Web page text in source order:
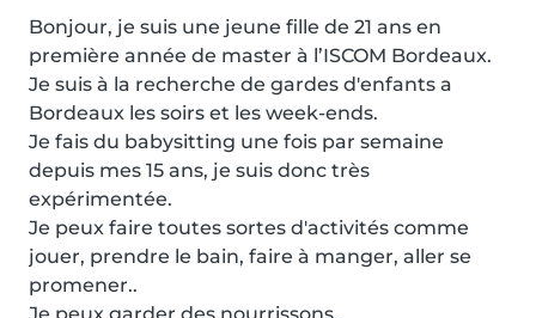
Bonjour, je suis une jeune fille de 21 ans en
première année de master à l’ISCOM Bordeaux.
Je suis à la recherche de gardes d'enfants a
Bordeaux les soirs et les week-ends.
Je fais du babysitting une fois par semaine
depuis mes 15 ans, je suis donc très
expérimentée.
Je peux faire toutes sortes d'activités comme
jouer, prendre le bain, faire à manger, aller se
promener..